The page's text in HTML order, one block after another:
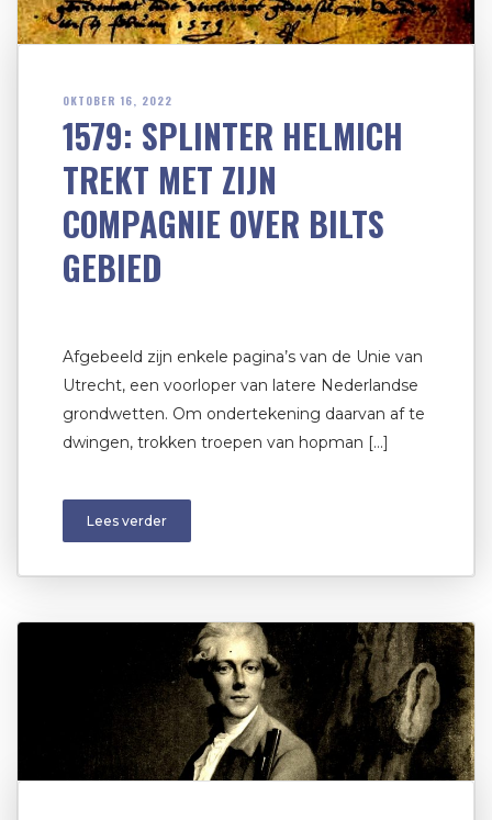
OKTOBER 16, 2022
1579: SPLINTER HELMICH
TREKT MET ZIJN
COMPAGNIE OVER BILTS
GEBIED
Afgebeeld zijn enkele pagina’s van de Unie van
Utrecht, een voorloper van latere Nederlandse
grondwetten. Om ondertekening daarvan af te
dwingen, trokken troepen van hopman […]
Lees verder